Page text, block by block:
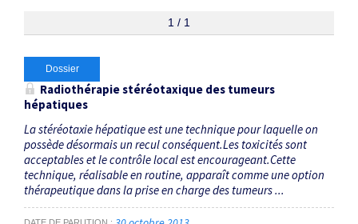
1 / 1
Dossier
Radiothérapie stéréotaxique des tumeurs
hépatiques
La stéréotaxie hépatique est une technique pour laquelle on
possède désormais un recul conséquent.Les toxicités sont
acceptables et le contrôle local est encourageant.Cette
technique, réalisable en routine, apparaît comme une option
thérapeutique dans la prise en charge des tumeurs ...